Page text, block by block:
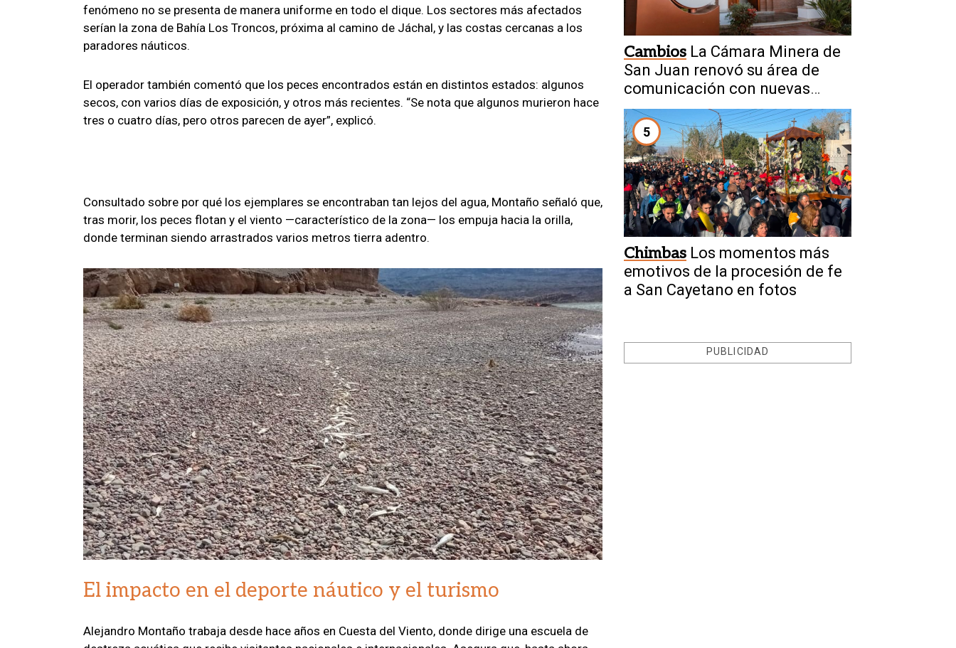
fenómeno no se presenta de manera uniforme en todo el dique. Los sectores más afectados
serían la zona de Bahía Los Troncos, próxima al camino de Jáchal, y las costas cercanas a los
paradores náuticos.
El operador también comentó que los peces encontrados están en distintos estados: algunos
secos, con varios días de exposición, y otros más recientes. “Se nota que algunos murieron hace
tres o cuatro días, pero otros parecen de ayer”, explicó.
Consultado sobre por qué los ejemplares se encontraban tan lejos del agua, Montaño señaló que,
tras morir, los peces flotan y el viento —característico de la zona— los empuja hacia la orilla,
donde terminan siendo arrastrados varios metros tierra adentro.
El impacto en el deporte náutico y el turismo
Alejandro Montaño trabaja desde hace años en Cuesta del Viento, donde dirige una escuela de
Cambios La Cámara Minera de
San Juan renovó su área de
comunicación con nuevas
figuras
5
Chimbas Los momentos más
emotivos de la procesión de fe
a San Cayetano en fotos
PUBLICIDAD